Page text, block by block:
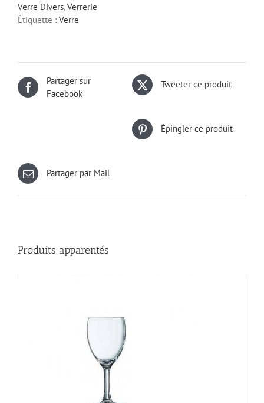
Verre Divers,Verrerie
Étiquette : Verre
Partager sur
Facebook
Tweeter ce produit
Épingler ce produit
Partager par Mail
Produits apparentés